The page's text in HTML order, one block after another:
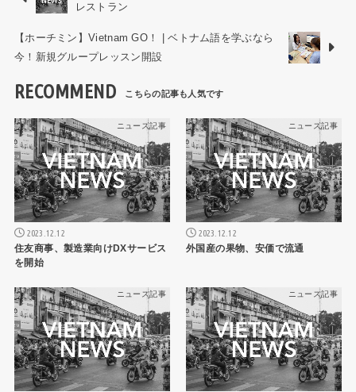
レストラン
【ホーチミン】Vietnam GO！ | ベトナム語を学ぶなら
今！新規グループレッスン開設
RECOMMEND
ニュース記事
2023.12.12
住友商事、製造業向けDXサービス
を開始
ニュース記事
2023.12.12
外国産の果物、安価で流通
ニュース記事 ニュース記事